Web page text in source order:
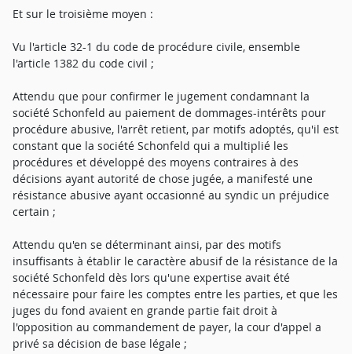
Et sur le troisième moyen :
Vu l'article 32-1 du code de procédure civile, ensemble
l'article 1382 du code civil ;
Attendu que pour confirmer le jugement condamnant la
société Schonfeld au paiement de dommages-intérêts pour
procédure abusive, l'arrêt retient, par motifs adoptés, qu'il est
constant que la société Schonfeld qui a multiplié les
procédures et développé des moyens contraires à des
décisions ayant autorité de chose jugée, a manifesté une
résistance abusive ayant occasionné au syndic un préjudice
certain ;
Attendu qu'en se déterminant ainsi, par des motifs
insuffisants à établir le caractère abusif de la résistance de la
société Schonfeld dès lors qu'une expertise avait été
nécessaire pour faire les comptes entre les parties, et que les
juges du fond avaient en grande partie fait droit à
l'opposition au commandement de payer, la cour d'appel a
privé sa décision de base légale ;